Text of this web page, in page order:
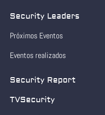
Security Leaders
Próximos Eventos
Eventos realizados
Security Report
TVSecurity